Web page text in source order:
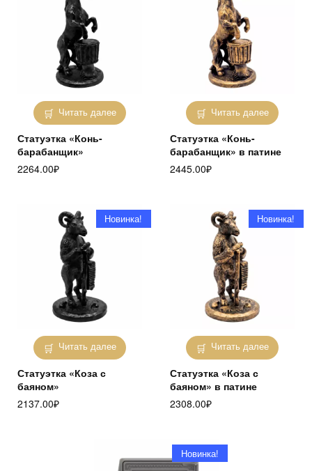
Читать далее
Статуэтка «Конь-
барабанщик»
2264.00₽
Читать далее
Статуэтка «Конь-
барабанщик» в патине
2445.00₽
Читать далее
Новинка!
Статуэтка «Коза с
баяном»
2137.00₽
Читать далее
Новинка!
Статуэтка «Коза с
баяном» в патине
2308.00₽
Новинка!